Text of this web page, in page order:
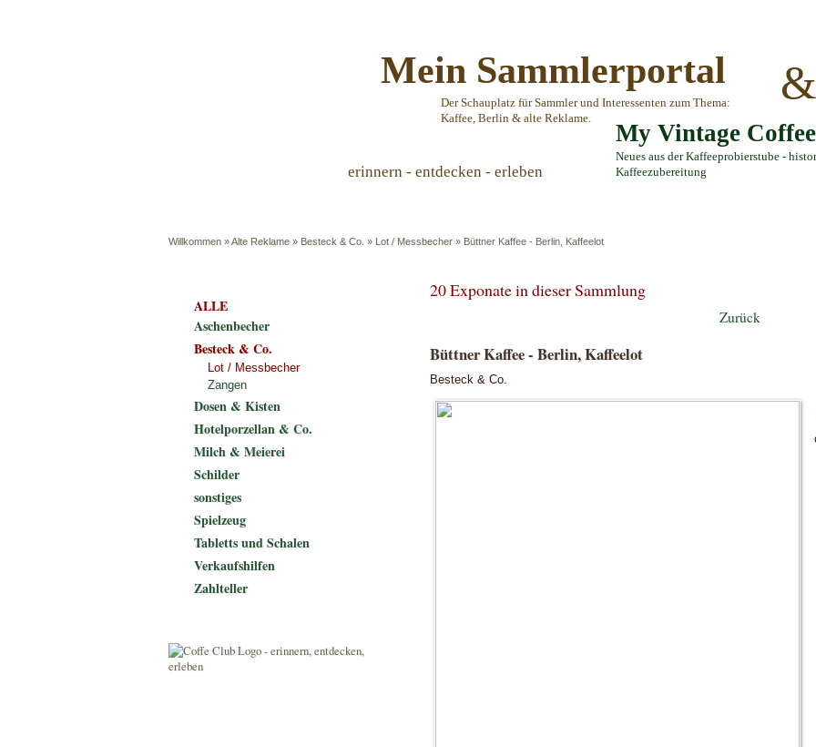
Mein Sammlerportal
Der Schauplatz für Sammler und Interessenten zum Thema:
Kaffee, Berlin & alte Reklame.
&
My Vintage
Neues aus der Kaffeeprobierstube -
Kaffeezubereitung
erinnern - entdecken - erleben
Willkommen »Alte Reklame » Besteck & Co. » Lot / Messbecher » Büttner Kaffee - Berlin, Kaffeelot
20 Exponate in dieser Sammlung
Zurück
Büttner Kaffee - Berlin, Kaffeelot
Besteck & Co.
ALLE
Aschenbecher
Besteck & Co.
Lot / Messbecher
Zangen
Dosen & Kisten
Hotelporzellan & Co.
Milch & Meierei
Schilder
sonstiges
Spielzeug
Tabletts und Schalen
Verkaufshilfen
Zahlteller